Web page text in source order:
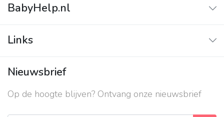
BabyHelp.nl
Vraag & Antwoord
Links
Contact
Over ons
Privacy beleid
Nieuwsbrief
Op de hoogte blijven? Ontvang onze nieuwsbrief